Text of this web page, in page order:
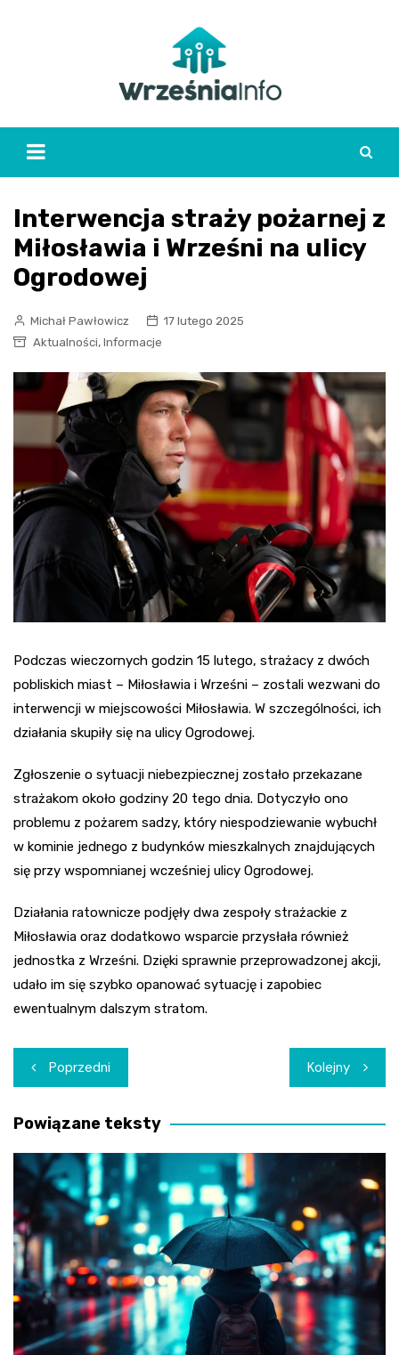
Interwencja straży pożarnej z
Miłosławia i Wrześni na ulicy
Ogrodowej
Michał Pawłowicz
17 lutego 2025
Aktualności, Informacje
Podczas wieczornych godzin 15 lutego, strażacy z dwóch
pobliskich miast – Miłosławia i Wrześni – zostali wezwani do
interwencji w miejscowości Miłosławia. W szczególności, ich
działania skupiły się na ulicy Ogrodowej.
Zgłoszenie o sytuacji niebezpiecznej zostało przekazane
strażakom około godziny 20 tego dnia. Dotyczyło ono
problemu z pożarem sadzy, który niespodziewanie wybuchł
w kominie jednego z budynków mieszkalnych znajdujących
się przy wspomnianej wcześniej ulicy Ogrodowej.
Działania ratownicze podjęły dwa zespoły strażackie z
Miłosławia oraz dodatkowo wsparcie przysłała również
jednostka z Wrześni. Dzięki sprawnie przeprowadzonej akcji,
udało im się szybko opanować sytuację i zapobiec
ewentualnym dalszym stratom.
Nawigacja
wpisu
Poprzedni Kolejny
Powiązane teksty